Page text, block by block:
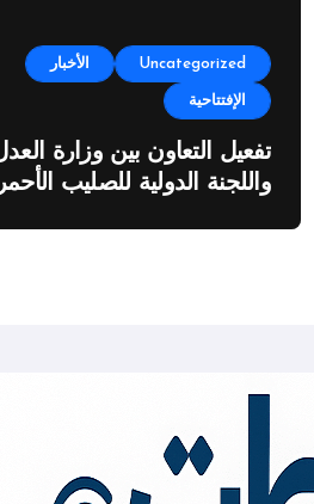
Uncategorized الأخبار
الإفتتاحية
تفعيل التعاون بين وزارة
واللجنة الدولية للصليب الأحمر